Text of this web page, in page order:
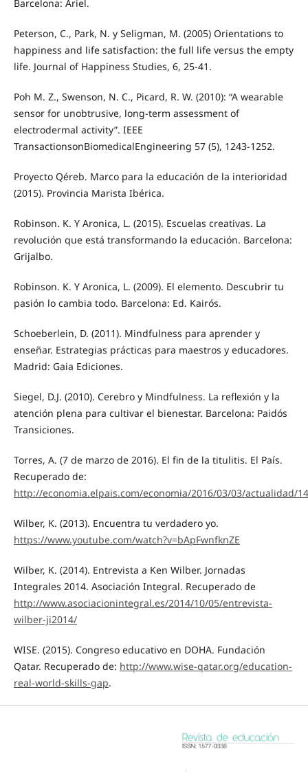
Barcelona: Ariel.
Peterson, C., Park, N. y Seligman, M. (2005) Orientations to
happiness and life satisfaction: the full life versus the empty
life. Journal of Happiness Studies, 6, 25-41.
Poh M. Z., Swenson, N. C., Picard, R. W. (2010): “A wearable
sensor for unobtrusive, long-term assessment of
electrodermal activity”. IEEE
TransactionsonBiomedicalEngineering 57 (5), 1243-1252.
Proyecto Qéreb. Marco para la educación de la interioridad
(2015). Provincia Marista Ibérica.
Robinson. K. Y Aronica, L. (2015). Escuelas creativas. La
revolución que está transformando la educación. Barcelona:
Grijalbo.
Robinson. K. Y Aronica, L. (2009). El elemento. Descubrir tu
pasión lo cambia todo. Barcelona: Ed. Kairós.
Schoeberlein, D. (2011). Mindfulness para aprender y
enseñar. Estrategias prácticas para maestros y educadores.
Madrid: Gaia Ediciones.
Siegel, D.J. (2010). Cerebro y Mindfulness. La reflexión y la
atención plena para cultivar el bienestar. Barcelona: Paidós
Transiciones.
Torres, A. (7 de marzo de 2016). El fin de la titulitis. El País.
Recuperado de:
http://economia.elpais.com/economia/2016/03/03/actualidad/
Wilber, K. (2013). Encuentra tu verdadero yo.
https://www.youtube.com/watch?v=bApFwnfknZE
Wilber, K. (2014). Entrevista a Ken Wilber. Jornadas
Integrales 2014. Asociación Integral. Recuperado de
http://www.asociacionintegral.es/2014/10/05/entrevista-
wilber-ji2014/
WISE. (2015). Congreso educativo en DOHA. Fundación
Qatar. Recuperado de: http://www.wise-qatar.org/education-
real-world-skills-gap.